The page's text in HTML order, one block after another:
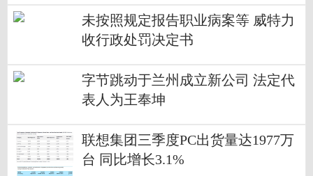
未按照规定报告职业病案等 威特力
收行政处罚决定书
字节跳动于兰州成立新公司 法定代
表人为王奉坤
联想集团三季度PC出货量达1977万
台 同比增长3.1%